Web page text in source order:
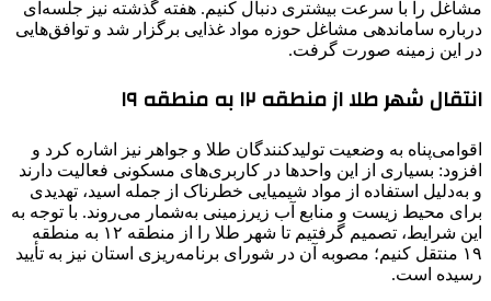
مشاغل را با سرعت بیشتری دنبال کنیم. هفته گذشته نیز جلسه‌ای
درباره ساماندهی مشاغل حوزه مواد غذایی برگزار شد و توافق‌هایی
در این زمینه صورت گرفت.
انتقال شهر طلا از منطقه ۱۲ به منطقه ۱۹
اقوامی‌پناه به وضعیت تولیدکنندگان طلا و جواهر نیز اشاره کرد و
افزود: بسیاری از این واحدها در کاربری‌های مسکونی فعالیت دارند
و به‌دلیل استفاده از مواد شیمیایی خطرناک از جمله اسید، تهدیدی
برای محیط زیست و منابع آب زیرزمینی به‌شمار می‌روند. با توجه به
این شرایط، تصمیم گرفتیم تا شهر طلا را از منطقه ۱۲ به منطقه
۱۹ منتقل کنیم؛ مصوبه آن در شورای برنامه‌ریزی استان نیز به تأیید
رسیده است.